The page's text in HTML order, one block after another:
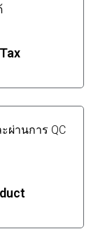
ผ่านการ QC